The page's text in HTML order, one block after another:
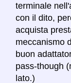
terminale
con il dito,
acquista
meccanismo
buon
pass-though
lato.)